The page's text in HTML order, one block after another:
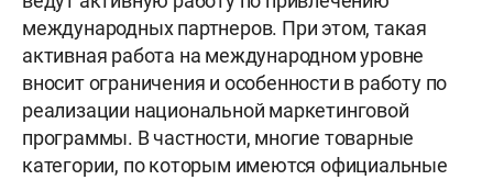
международных партнеров. При этом, такая
активная работа на международном уровне
вносит ограничения и особенности в работу по
реализации национальной маркетинговой
программы. В частности, многие товарные
категории, по которым имеются официальные